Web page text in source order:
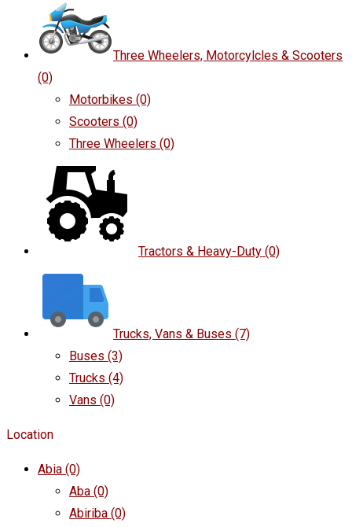
Three Wheelers, Motorcylcles & Scooters
(0)
Motorbikes (0)
Scooters (0)
Three Wheelers (0)
Tractors & Heavy-Duty (0)
Trucks, Vans & Buses (7)
Buses (3)
Trucks (4)
Vans (0)
Location
Abia (0)
Aba (0)
Abiriba (0)